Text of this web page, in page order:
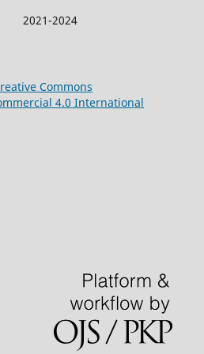
2024
Commons
4.0 International